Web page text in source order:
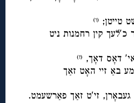
טייטן;(ו)
כ′לעך קין רחמנות ניט
אי′ דאָס דאָך,(ז)
באַ זיי האָט זאַך
געבאָרן, זי′ט זאַך פאַרשעמט.